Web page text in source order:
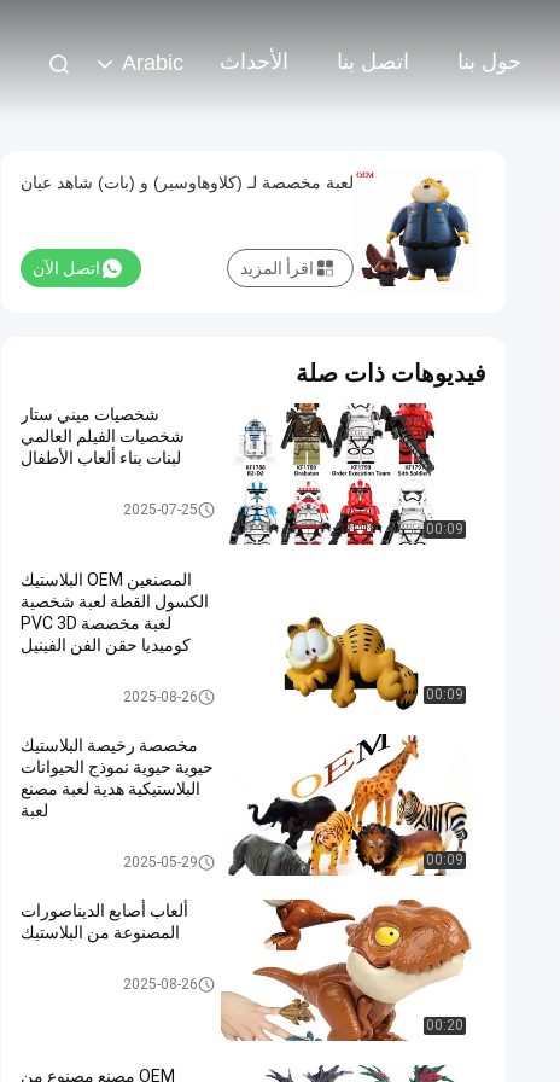
حول بنا اتصل بنا الأحداث Arabic
لعبة مخصصة لـ (كلاوهاوسير) و (بات) شاهد عيان
اتصل الآن اقرأ المزيد
فيديوهات ذات صلة
00:09
شخصيات ميني ستار
شخصيات الفيلم العالمي
لبنات بناء ألعاب الأطفال
2025-07-25
00:09
المصنعين OEM البلاستيك
الكسول القطة لعبة شخصية
لعبة مخصصة PVC 3D
كوميديا حقن الفن الفينيل
الحيوانات البلاستيكية/لعبة نموذج ا
2025-08-26
00:09
مخصصة رخيصة البلاستيك
حيوية حيوية نموذج الحيوانات
البلاستيكية هدية لعبة مصنع
لعبة
الحيوانات البلاستيكية/لعبة نموذج ا
2025-05-29
00:20
ألعاب أصابع الديناصورات
المصنوعة من البلاستيك
الحيوانات البلاستيكية/لعبة نموذج ا
2025-08-26
OEM مصنع مصنوع من